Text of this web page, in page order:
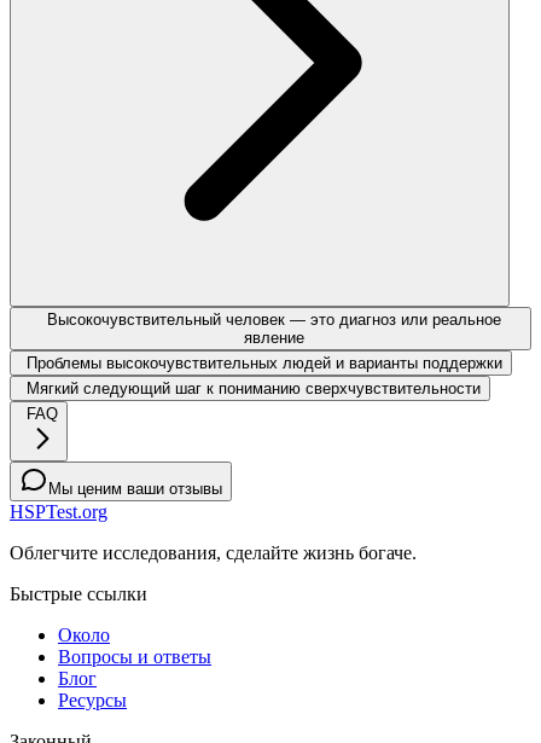
Высокочувствительный человек — это диагноз или реальное
явление
Проблемы высокочувствительных людей и варианты поддержки
Мягкий следующий шаг к пониманию сверхчувствительности
FAQ
Мы ценим ваши отзывы
HSPTest.org
Облегчите исследования, сделайте жизнь богаче.
Быстрые ссылки
Около
Вопросы и ответы
Блог
Ресурсы